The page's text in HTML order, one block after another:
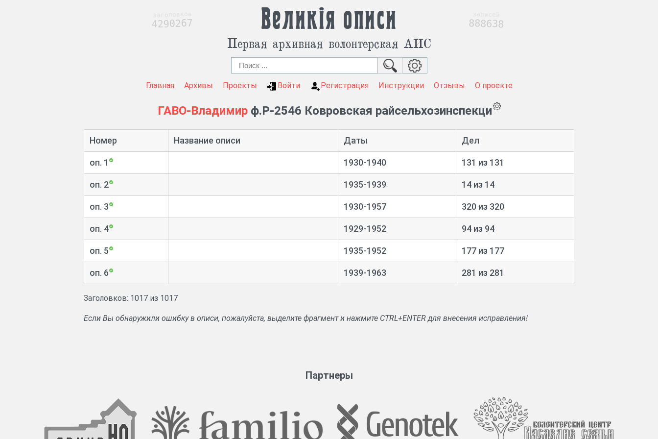
Великія описи
Первая архивная волонтерская АИС
Главная Архивы Проекты Войти Регистрация Инструкции Отзывы О проекте
ГАВО-Владимирф.Р-2546 Ковровская райсельхозинспекци
Номер Название описи Даты Дел
оп. 1 1930-1940 131 из 131
оп. 2 1935-1939 14 из 14
оп. 3 1930-1957 320 из 320
оп. 4 1929-1952 94 из 94
оп. 5 1935-1952 177 из 177
оп. 6 1939-1963 281 из 281
Заголовков: 1017 из 1017
Если Вы обнаружили ошибку в описи, пожалуйста, выделите фрагмент и нажмите CTRL+ENTER для внесения исправления!
Партнеры
4290267 888638